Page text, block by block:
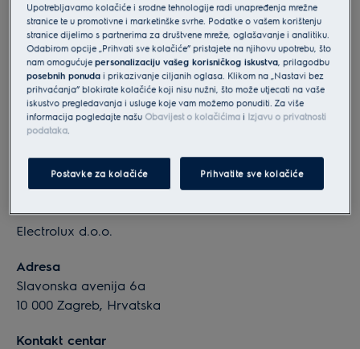
Servis, reklamacije, postprodaja
Suradnja - partneri
Narudžba dodatne opreme i pribora
Electrolux d.o.o.
Adresa
Slavonska avenija 6a
10 000 Zagreb, Hrvatska
Kontakt centar
Upotrebljavamo kolačiće i srodne tehnologije radi unapređenja mrežne
stranice te u promotivne i marketinške svrhe. Podatke o vašem korištenju
stranice dijelimo s partnerima za društvene mreže, oglašavanje i analitiku.
Odabirom opcije „Prihvati sve kolačiće” pristajete na njihovu upotrebu, što
nam omogućujepersonalizaciju vašeg korisničkog iskustva, prilagodbu
posebnih ponuda i prikazivanje ciljanih oglasa. Klikom na „Nastavi bez
prihvaćanja” blokirate kolačiće koji nisu nužni, što može utjecati na vaše
iskustvo pregledavanja i usluge koje vam možemo ponuditi. Za više
informacija pogledajte našu Obavijest o kolačićima i Izjavu o privatnosti
podataka.
Postavke za kolačiće Prihvatite sve kolačiće